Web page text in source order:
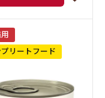
リートフード